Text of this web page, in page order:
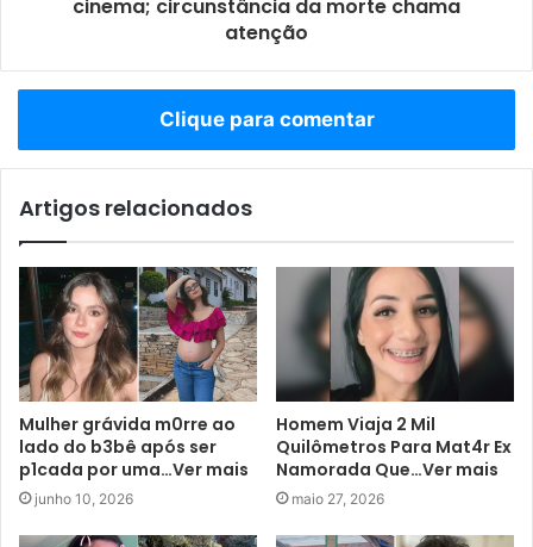
cinema; circunstância da morte chama
atenção
Clique para comentar
Artigos relacionados
Mulher grávida m0rre ao
lado do b3bê após ser
p1cada por uma…Ver mais
junho 10, 2026
Homem Viaja 2 Mil
Quilômetros Para Mat4r Ex
Namorada Que…Ver mais
maio 27, 2026